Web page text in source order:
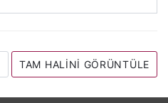
TAM HALINI GÖRÜNTÜLE